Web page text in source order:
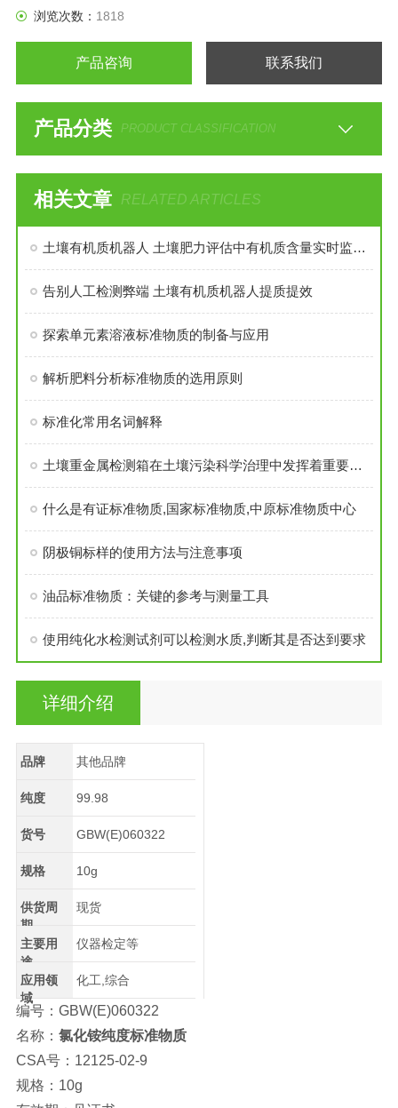
浏览次数： 1818
产品咨询 联系我们
产品分类 PRODUCT CLASSIFICATION
相关文章 RELATED ARTICLES
土壤有机质机器人 土壤肥力评估中有机质含量实时监测分析机器人
告别人工检测弊端 土壤有机质机器人提质提效
探索单元素溶液标准物质的制备与应用
解析肥料分析标准物质的选用原则
标准化常用名词解释
土壤重金属检测箱在土壤污染科学治理中发挥着重要的作用
什么是有证标准物质,国家标准物质,中原标准物质中心
阴极铜标样的使用方法与注意事项
油品标准物质：关键的参考与测量工具
使用纯化水检测试剂可以检测水质,判断其是否达到要求
详细介绍
品牌 其他品牌
纯度 99.98
货号 GBW(E)060322
规格 10g
供货周
期
现货
主要用
途
仪器检定等
应用领
域
化工,综合
编号：GBW(E)060322
名称： 氯化铵纯度标准物质
CSA号：12125-02-9
规格：10g